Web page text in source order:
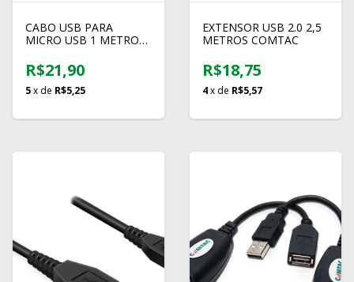
CABO USB PARA
MICRO USB 1 METRO
R$21,90
5x de R$5,25
EXTENSOR USB 2.0 2,5
METROS COMTAC
R$18,75
4x de R$5,57